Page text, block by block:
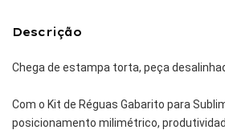
Descrição
Chega de estampa torta, peça
Com o Kit de Réguas Gabarito para
posicionamento milimétrico,